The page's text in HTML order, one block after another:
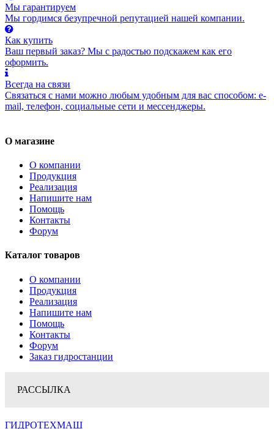
Мы гарантируем
Мы гордимся безупречной репутацией нашей компании.
Как купить
Ваш первый заказ? Мы с радостью подскажем как его
оформить.
Всегда на связи
Связаться с нами можно любым удобным для вас способом: e-
mail, телефон, социальные сети и мессенджеры.
О магазине
О компании
Продукция
Реализация
Напишите нам
Помощь
Контакты
Форум
Каталог товаров
О компании
Продукция
Реализация
Напишите нам
Помощь
Контакты
Форум
Заказ гидростанции
РАССЫЛКА
ГИДРОТЕХМАШ